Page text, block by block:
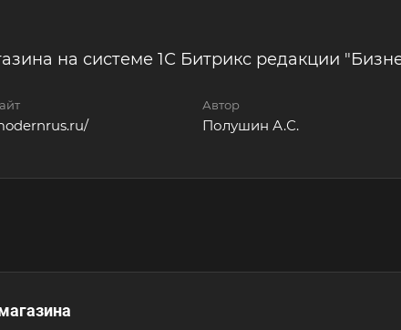
на системе 1С Битрикс редакции
Автор
Полушин А.С.